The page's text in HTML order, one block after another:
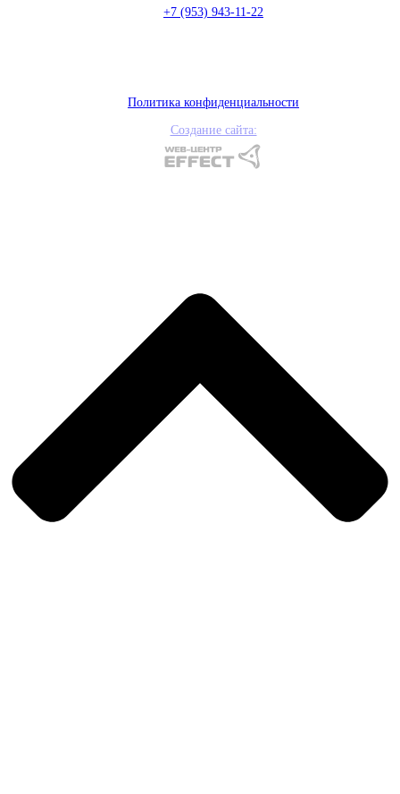
+7 (953) 943-11-22
Политика конфиденциальности
Создание сайта: